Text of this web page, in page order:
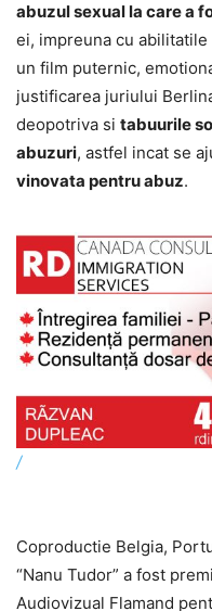
abuzul sexual la care a
ei, impreuna cu
un film puternic,
justificarea juriului
deopotriva si tabuurile
abuzuri, astfel incat se
vinovata pentru abuz.
/
Coproductie Belgia,
“Nanu Tudor” a fost
Audiovizual Flamand